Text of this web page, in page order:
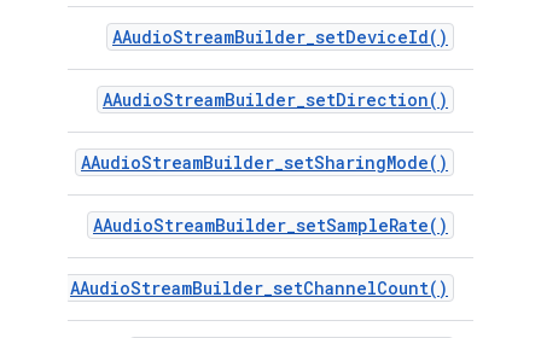
AAudioStreamBuilder_setDeviceId()
AAudioStreamBuilder_setDirection()
AAudioStreamBuilder_setSharingMode()
AAudioStreamBuilder_setSampleRate()
AAudioStreamBuilder_setChannelCount()